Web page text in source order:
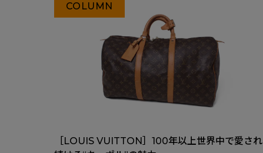
COLUMN
［LOUIS VUITTON］100年以上世界中で愛され